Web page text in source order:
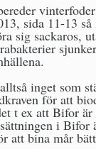
sida 11-13
sig sackaros,
inget som
för att
t ex att Bifor
i
att bina mår